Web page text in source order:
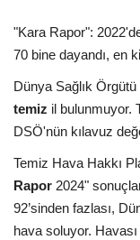
"Kara Rapor":
70 bine dayandı, en
Dünya Sağlık Örgütü
temiz il bulunmuyor.
DSÖ'nün kılavuz
Temiz Hava Hakkı
Rapor 2024"
92’sinden fazlası,
hava soluyor.